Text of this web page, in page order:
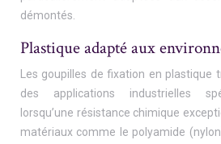
démontés.
Plastique adapté aux
Les goupilles de fixation en plastique
des applications industrielles
lorsqu’une résistance chimique
matériaux comme le polyamide